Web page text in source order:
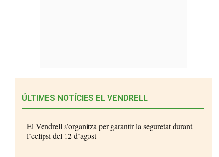
ÚLTIMES NOTÍCIES EL VENDRELL
El Vendrell s’organitza per garantir la seguretat durant
l’eclipsi del 12 d’agost